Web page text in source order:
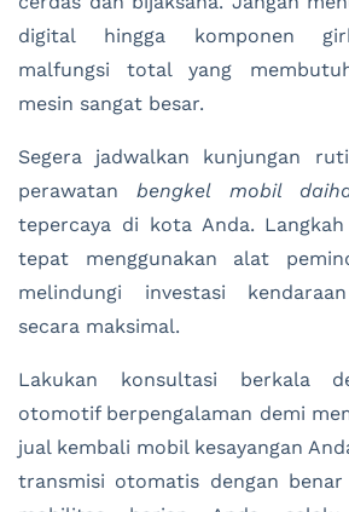
digital hingga komponen
malfungsi total yang
mesin sangat besar.
Segera jadwalkan kunjungan
perawatanbengkel mobil
tepercaya di kota Anda.
tepat menggunakan alat
melindungi investasi
secara maksimal.
Lakukan konsultasi berkala
otomotif berpengalaman demi
jual kembali mobil kesayangan
transmisi otomatis dengan benar